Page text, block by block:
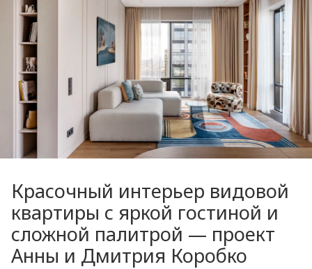
Красочный интерьер видовой
квартиры с яркой гостиной и
сложной палитрой — проект
Анны и Дмитрия Коробко